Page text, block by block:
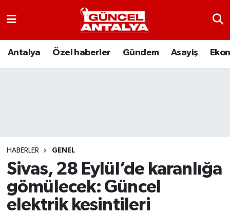
Antalya Özel haberler Gündem Asayiş
HABERLER GENEL
Sivas, 28 Eylül’de karanlığa
gömülecek: Güncel
elektrik kesintileri
Antalya
Eğitim
Ekonomi
Nöbetçi Eczaneler
Tüm Manşetler
Son Dakika Haberleri